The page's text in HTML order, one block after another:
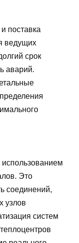
поставка
ведущих
срок
аварий.
Это
соединений,
узлов
систем